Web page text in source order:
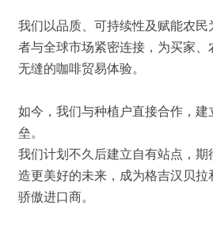
我们以品质、可持续性及赋能农民
者与全球市场紧密连接，为买家、
无缝的咖啡贸易体验。
如今，我们与种植户直接合作，建
垒。
我们计划不久后建立自有站点，期
造更美好的未来，成为格吉汉贝拉
骄傲进口商。